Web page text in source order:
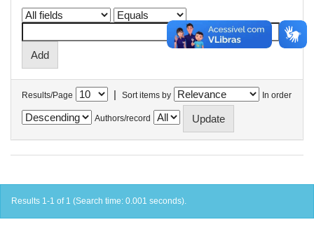
Results/Page | Sort items by In order
Authors/record
Results 1-1 of 1 (Search time: 0.001 seconds).